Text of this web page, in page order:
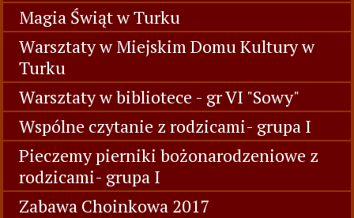
Magia Świąt w Turku
Warsztaty w Miejskim Domu Kultury w
Turku
Warsztaty w bibliotece - gr VI "Sowy"
Wspólne czytanie z rodzicami- grupa I
Pieczemy pierniki bożonarodzeniowe z
rodzicami- grupa I
Zabawa Choinkowa 2017